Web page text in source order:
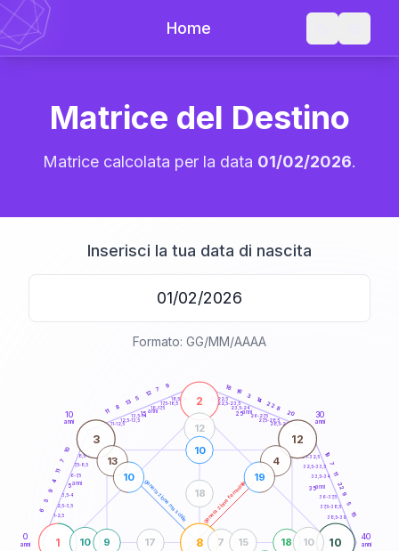
Home
Matrice del Destino
Matrice calcolata per la data 01/02/2026.
Inserisci la tua data di nascita
Formato: GG/MM/AAAA
generazione maschile generazione femminile
0
anni
10
anni
30
anni
40
anni
1-2,5
2,5-3,5
3,5-4
6-7,5
7,5-8,5
8,5-9
11-12,5
12,5-13,5
13,5-14
16-17,5
17,5-18,5
18,5-19
21-22,5
22,5-23,5
23,5-24
26-27,5
27,5-28,5
28,5-29
31-32,5
32,5-33,5
33,5-34
36-37,5
37,5-38,5
38,5-39
6
5
9
4
11
7
10
11
8
13
5
12 7
9 18
16 3
14
228
20
19
7
11
22
9
5
15
1
2
10
8
3 12
18
10
12
10
9
10
7 15
17
18
13
10
4
19
5anni
15 anni 25anni
35anni